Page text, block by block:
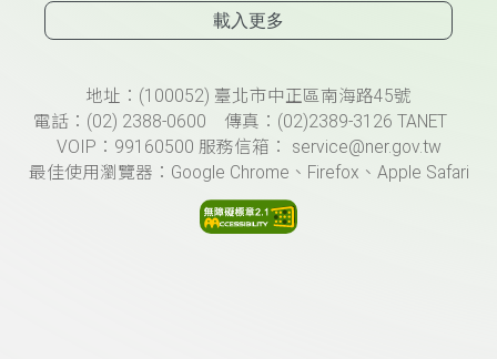
載入更多
頁尾資訊地址：(100052) 臺北市中正區南海路45號
電話：(02) 2388-0600 傳真：(02)2389-3126 TANET
VOIP：99160500 服務信箱： service@ner.gov.tw
最佳使用瀏覽器：Google Chrome、Firefox、Apple Safari